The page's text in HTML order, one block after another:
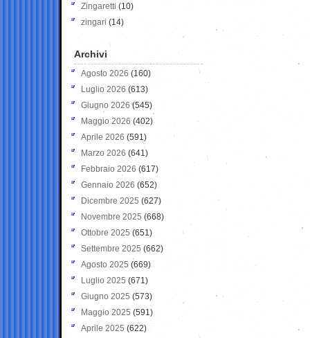
Zingaretti (10)
zingari (14)
Archivi
Agosto 2026 (160)
Luglio 2026 (613)
Giugno 2026 (545)
Maggio 2026 (402)
Aprile 2026 (591)
Marzo 2026 (641)
Febbraio 2026 (617)
Gennaio 2026 (652)
Dicembre 2025 (627)
Novembre 2025 (668)
Ottobre 2025 (651)
Settembre 2025 (662)
Agosto 2025 (669)
Luglio 2025 (671)
Giugno 2025 (573)
Maggio 2025 (591)
Aprile 2025 (622)